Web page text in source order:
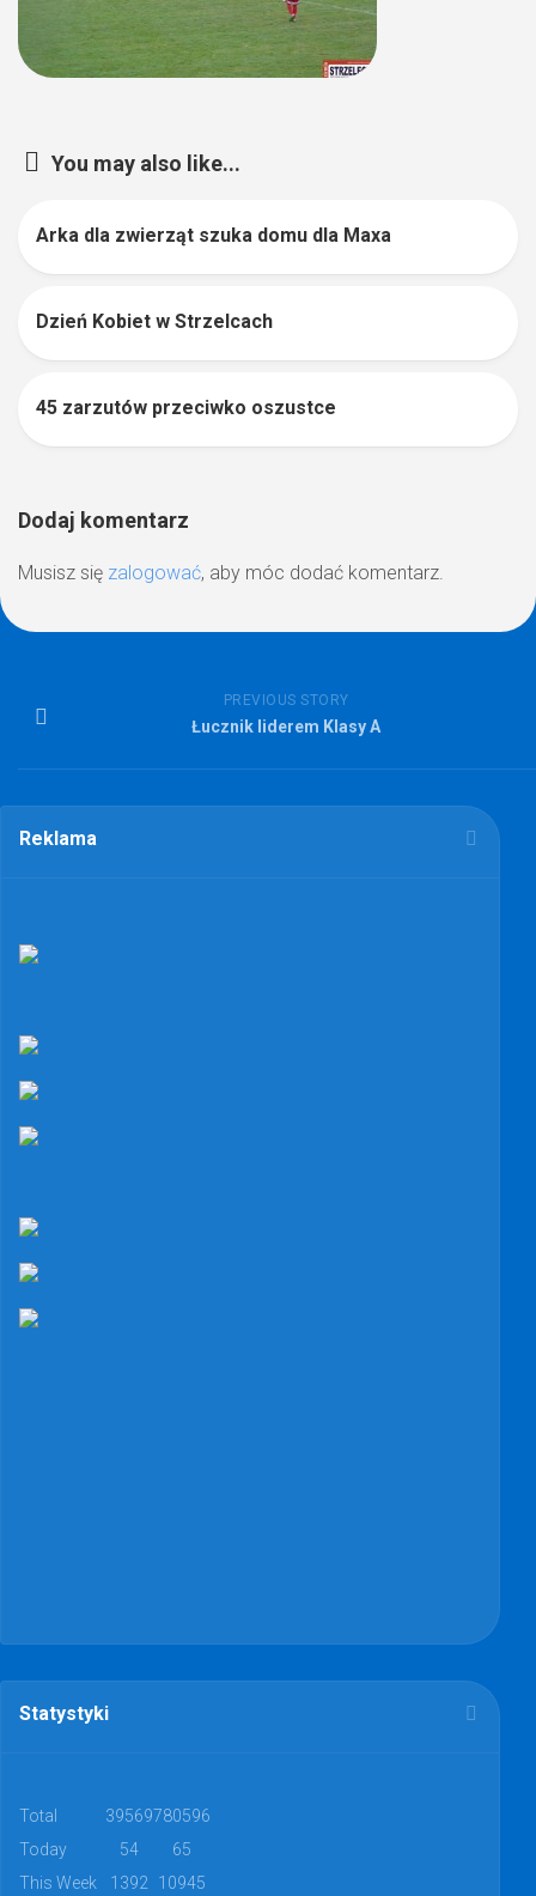
You may also like...
Arka dla zwierząt szuka domu dla Maxa
Dzień Kobiet w Strzelcach
45 zarzutów przeciwko oszustce
Dodaj komentarz
Musisz się zalogować, aby móc dodać komentarz.
PREVIOUS STORY
Łucznik liderem Klasy A
Reklama
Statystyki
Total 39569780596
Today
54
65
This Week
1392
10945